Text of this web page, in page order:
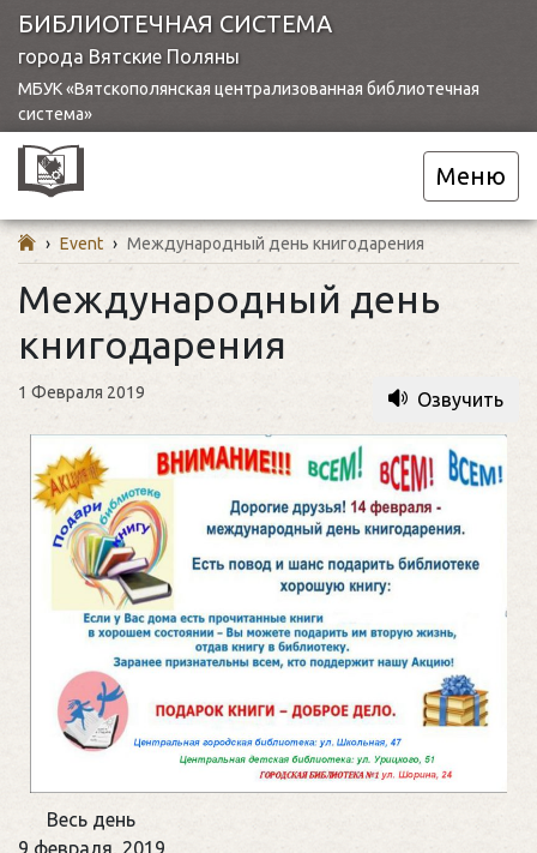
БИБЛИОТЕЧНАЯ СИСТЕМА
города Вятские Поляны
МБУК «Вятскополянская централизованная библиотечная
система»
Меню
› Event › Международный день книгодарения
Международный день
книгодарения
1 Февраля 2019 Озвучить
Международный
день
Весь день
9 февраля, 2019